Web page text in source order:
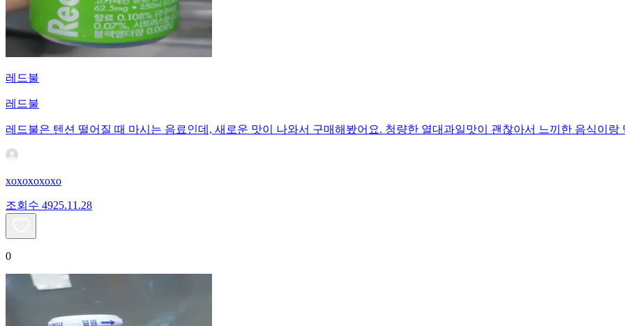
레드불
레드불
레드불은 텐션 떨어질 때 마시는 음료인데, 새로운 맛이 나와서 구매해봤어요. 청량한 열대과일맛이 괜찮아서 느끼한 음식이랑
xoxoxoxoxo
조회수 4925.11.28
0